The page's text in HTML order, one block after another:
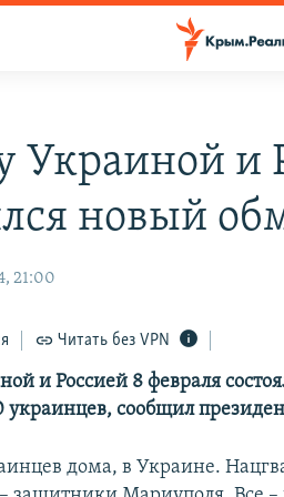
Украиной и
новый
21:00
Читать без VPN
и Россией 8 февраля
украинцев, сообщил
дома, в Украине.